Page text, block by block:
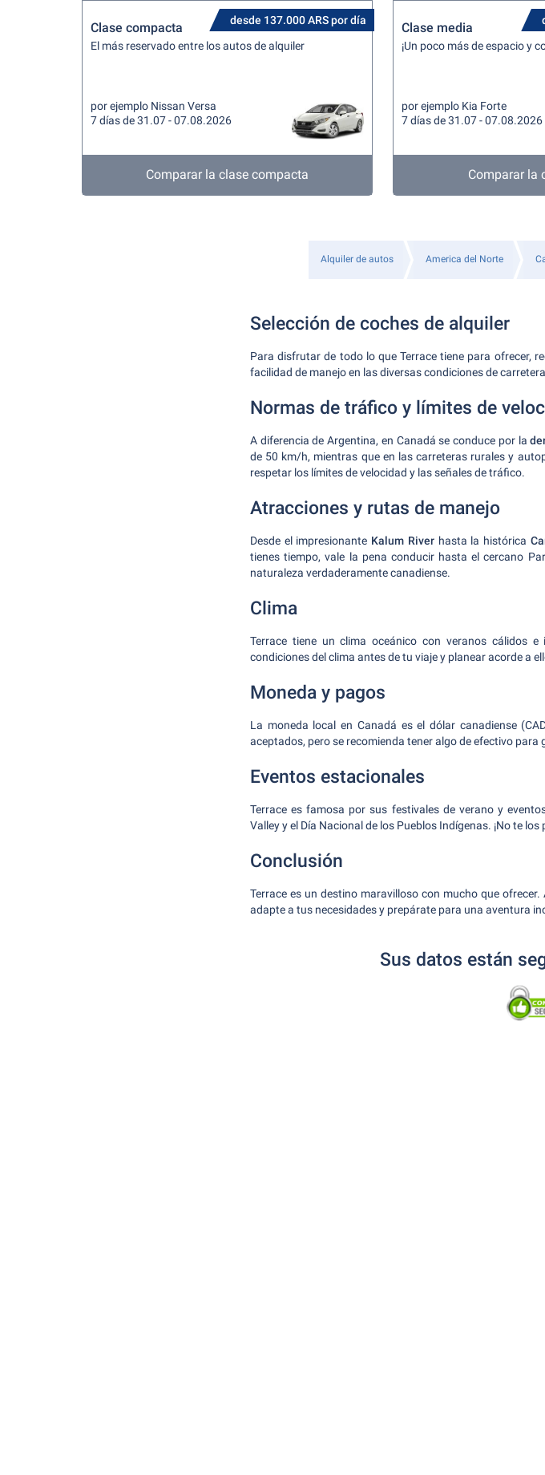
desde 137.000 ARS por día
Clase compacta
El más reservado entre los autos de alquiler
por ejemplo Nissan Versa
7 días de 31.07 - 07.08.2026
Comparar la clase compacta
Clase media
¡Un poco más de espacio y
por ejemplo Kia Forte
7 días de 31.07 - 07.08.2026
Comparar la
Alquiler de autos America del Norte
Selección de coches de alquiler
Para disfrutar de todo lo que Terrace tiene para ofrecer,
facilidad de manejo en las diversas condiciones de
Normas de tráfico y límites de
A diferencia de Argentina, en Canadá se conduce por la
de 50 km/h, mientras que en las carreteras rurales y
respetar los límites de velocidad y las señales de tráfico.
Atracciones y rutas de manejo
Desde el impresionante Kalum Riverhasta la histórica
tienes tiempo, vale la pena conducir hasta el cercano
naturaleza verdaderamente canadiense.
Clima
Terrace tiene un clima oceánico con veranos cálidos
condiciones del clima antes de tu viaje y planear acorde a
Moneda y pagos
La moneda local en Canadá es el dólar canadiense
aceptados, pero se recomienda tener algo de efectivo para
Eventos estacionales
Terrace es famosa por sus festivales de verano y
Valley y el Día Nacional de los Pueblos Indígenas. ¡No te los
Conclusión
Terrace es un destino maravilloso con mucho que
adapte a tus necesidades y prepárate para una aventura
Sus datos están